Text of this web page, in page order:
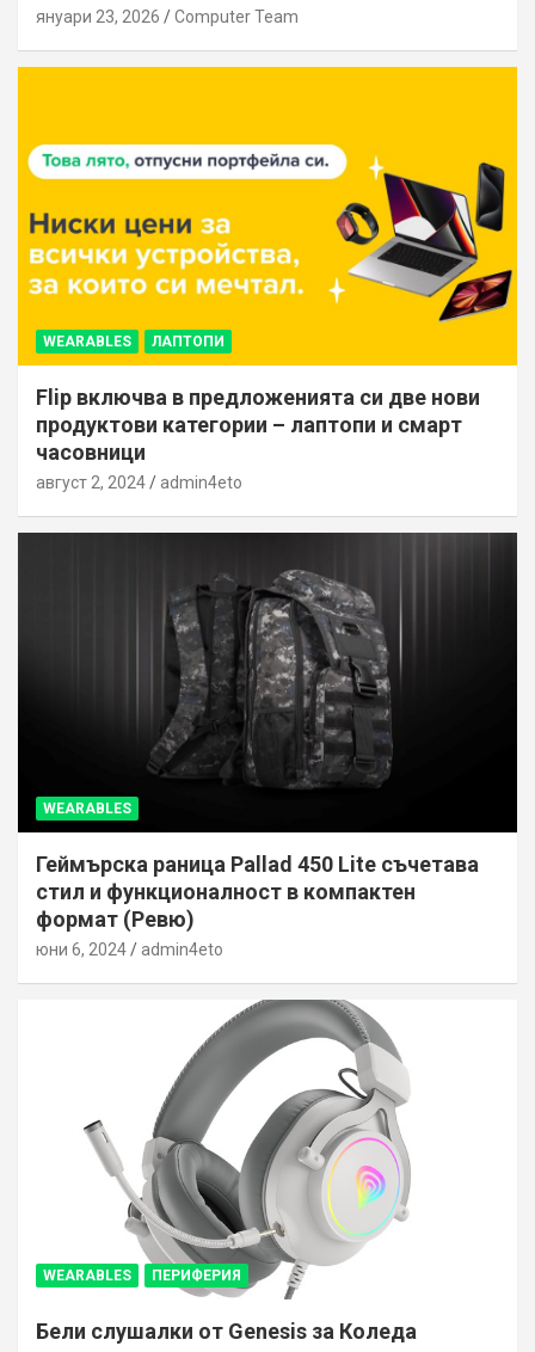
януари 23, 2026 Computer Team
WEARABLES ЛАПТОПИ
Flip включва в предложенията си две нови
продуктови категории – лаптопи и смарт
часовници
август 2, 2024 admin4eto
WEARABLES
Геймърска раница Pallad 450 Lite съчетава
стил и функционалност в компактен
формат (Ревю)
юни 6, 2024 admin4eto
WEARABLES ПЕРИФЕРИЯ
Бели слушалки от Genesis за Коледа